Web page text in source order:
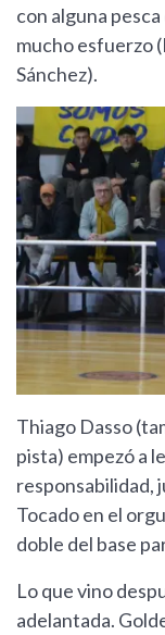
con alguna
mucho esfuerzo
Sánchez).
Thiago Dasso
pista) empezó a
responsabilidad,
Tocado en el
doble del base
Lo que vino
adelantada.